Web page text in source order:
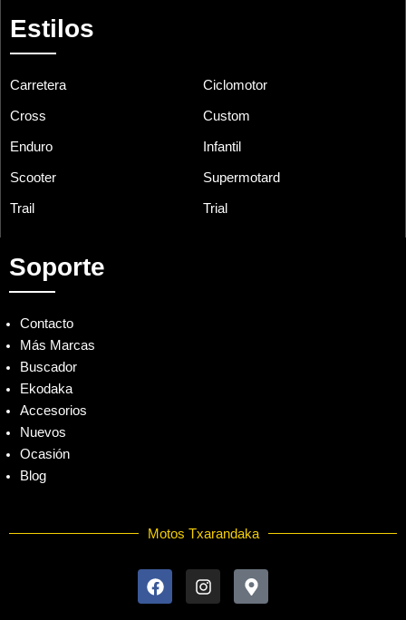
Estilos
Carretera Ciclomotor
Cross Custom
Enduro Infantil
Scooter Supermotard
Trail Trial
Soporte
Contacto
Más Marcas
Buscador
Ekodaka
Accesorios
Nuevos
Ocasión
Blog
Motos Txarandaka
a
c
n
s
a
p